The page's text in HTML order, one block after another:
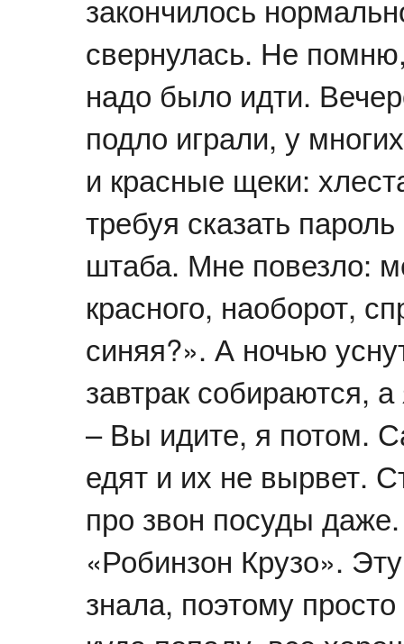
закончилось
свернулась. Не
надо было идти.
подло играли, у
и красные щеки:
требуя сказать
штаба. Мне повезло:
красного, наоборот,
синяя?». А ночью
завтрак собираются,
– Вы идите, я потом.
едят и их не вырвет.
про звон посуды
«Робинзон Крузо».
знала, поэтому